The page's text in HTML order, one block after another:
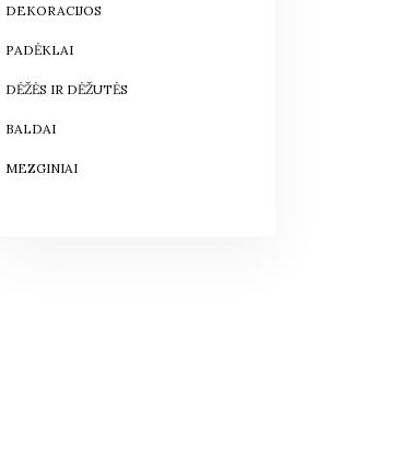
DEKORACIJOS
PADĖKLAI
DĖŽĖS IR DĖŽUTĖS
BALDAI
MEZGINIAI